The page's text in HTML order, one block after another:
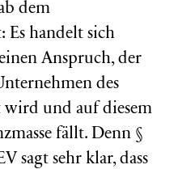
dem
Es handelt sich
Anspruch, der
des
wird und auf diesem
fällt. Denn §
sagt sehr klar, dass